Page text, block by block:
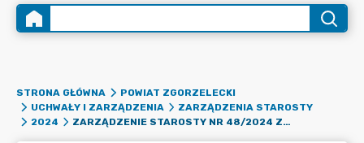
STRONA GŁÓWNA
POWIAT ZGORZELECKI
UCHWAŁY I ZARZĄDZENIA
ZARZĄDZENIA STAROSTY
2024
ZARZĄDZENIE STAROSTY NR 48/2024 Z DNIA 21 SIERPNIA 2024 R. W SPRAWIE POWOŁANIA KOMISJI DO SPRAW LIKWIDACJI UNIEWAŻNIONYCH DRUKÓW, PIECZĘCI I NOŚNIKÓW INFORMATYCZNYCH.